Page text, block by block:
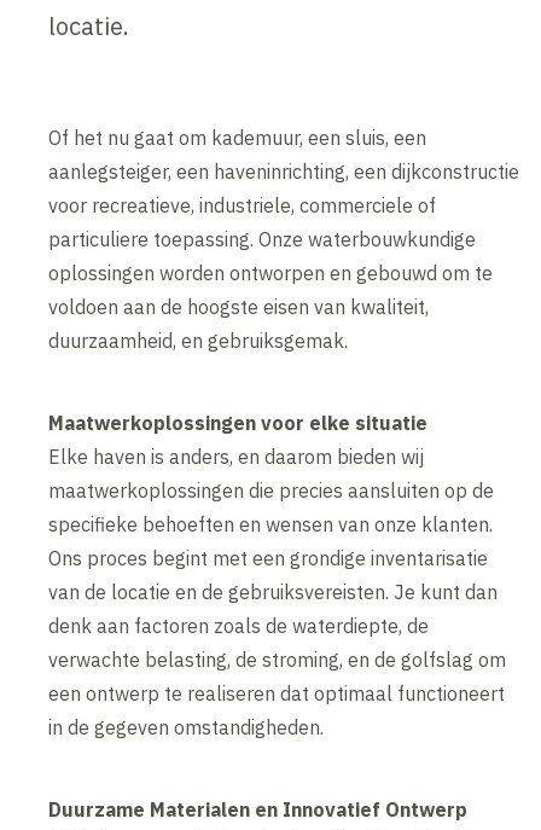
locatie.
Of het nu gaat om kademuur, een sluis, een
aanlegsteiger, een haveninrichting, een dijkconstructie
voor recreatieve, industriele, commerciele of
particuliere toepassing. Onze waterbouwkundige
oplossingen worden ontworpen en gebouwd om te
voldoen aan de hoogste eisen van kwaliteit,
duurzaamheid, en gebruiksgemak.
Maatwerkoplossingen voor elke situatie
Elke haven is anders, en daarom bieden wij
maatwerkoplossingen die precies aansluiten op de
specifieke behoeften en wensen van onze klanten.
Ons proces begint met een grondige inventarisatie
van de locatie en de gebruiksvereisten. Je kunt dan
denk aan factoren zoals de waterdiepte, de
verwachte belasting, de stroming, en de golfslag om
een ontwerp te realiseren dat optimaal functioneert
in de gegeven omstandigheden.
Duurzame Materialen en Innovatief Ontwerp